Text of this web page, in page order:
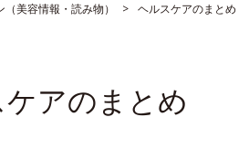
（美容情報・読み物） ヘルスケアのまとめ
アのまとめ